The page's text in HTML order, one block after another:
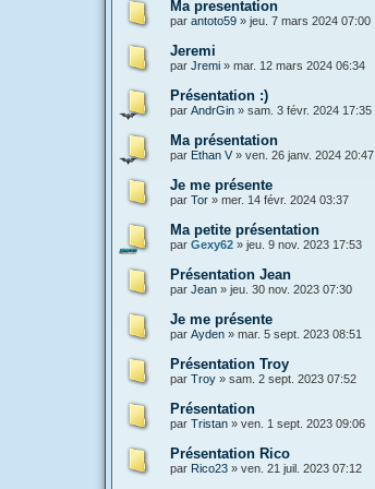
Ma presentation
par antoto59 » jeu. 7 mars 2024 07:00
Jeremi
par Jremi » mar. 12 mars 2024 06:34
Présentation :)
par AndrGin » sam. 3 févr. 2024 17:35
Ma présentation
par Ethan V » ven. 26 janv. 2024 20:47
Je me présente
par Tor » mer. 14 févr. 2024 03:37
Ma petite présentation
par Gexy62 » jeu. 9 nov. 2023 17:53
Présentation Jean
par Jean » jeu. 30 nov. 2023 07:30
Je me présente
par Ayden » mar. 5 sept. 2023 08:51
Présentation Troy
par Troy » sam. 2 sept. 2023 07:52
Présentation
par Tristan » ven. 1 sept. 2023 09:06
Présentation Rico
par Rico23 » ven. 21 juil. 2023 07:12